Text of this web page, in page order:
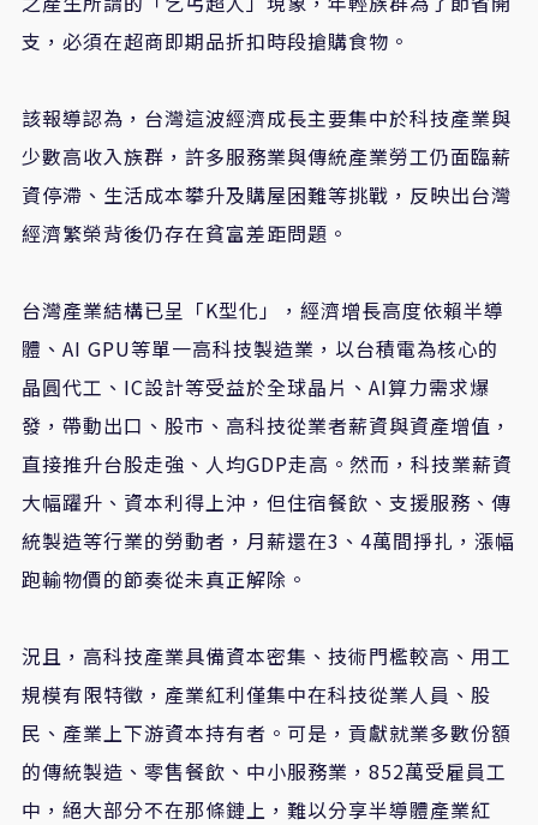
支，必須在超商即期品折扣時段搶購食物。
該報導認為，台灣這波經濟成長主要集中於科技產業與
少數高收入族群，許多服務業與傳統產業勞工仍面臨薪
資停滯、生活成本攀升及購屋困難等挑戰，反映出台灣
經濟繁榮背後仍存在貧富差距問題。
台灣產業結構已呈「K型化」，經濟增長高度依賴半導
體、 AI GPU等單一高科技製造業，以台積電為核心的
晶圓代工、 IC設計等受益於全球晶片、 AI算力需求爆
發，帶動出口、股市、高科技從業者薪資與資產增值，
直接推升台股走強、人均GDP走高。然而，科技業薪資
大幅躍升、資本利得上沖，但住宿餐飲、支援服務、傳
統製造等行業的勞動者，月薪還在3 、 4萬間掙扎，漲幅
跑輸物價的節奏從未真正解除。
況且，高科技產業具備資本密集、技術門檻較高、用工
規模有限特徵，產業紅利僅集中在科技從業人員、股
民、產業上下游資本持有者。可是，貢獻就業多數份額
的傳統製造、零售餐飲、中小服務業， 852萬受雇員工
中，絕大部分不在那條鏈上，難以分享半導體產業紅